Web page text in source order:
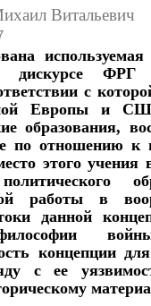
Витальевич
дискурсе ФРГ
с
Европы и
образования,
по отношению к
этого учения
работы в
данной
концепции
с ее